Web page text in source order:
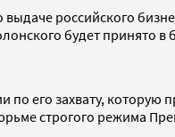
российского
будет принято
по его захвату,
строгого режима